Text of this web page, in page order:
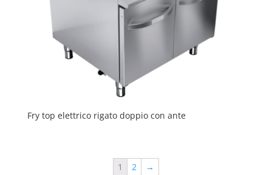
Fry top elettrico rigato doppio con ante
1 2 →